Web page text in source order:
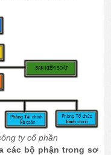
ty cổ phần
các bộ phận trong sơ